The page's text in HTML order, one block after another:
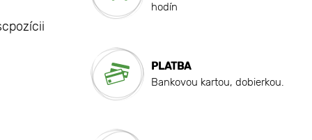
hodín
PLATBA
Bankovou kartou, dobierkou.